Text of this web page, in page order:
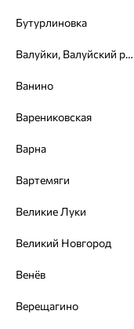
Кольцо, серебро,
от 1 570
70%
Бутурлиновка
Валуйки, Валуйский район
Ванино
Варениковская
Варна
Вартемяги
Великие Луки
Великий Новгород
Венёв
Верещагино